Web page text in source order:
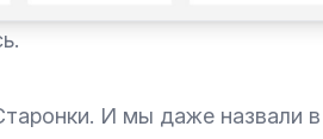
.
И мы даже назвали в